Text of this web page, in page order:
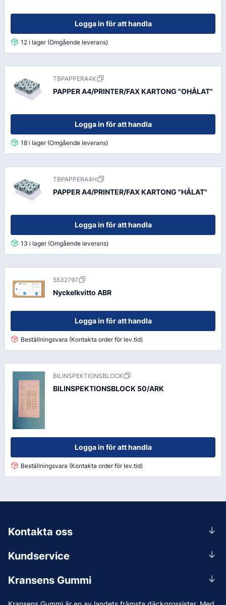
Logga in för att handla
12 i lager (Omgående leverans)
TBPAPPERA4K
PAPPER A4/PRINTER/FAX KARTONG "OHÅLAT"
Logga in för att handla
18 i lager (Omgående leverans)
TBPAPPERA4H
PAPPER A4/PRINTER/FAX KARTONG "HÅLAT"
Logga in för att handla
13 i lager (Omgående leverans)
5532797
Nyckelkvitto ABR
Logga in för att handla
Beställningsvara (Kontakta order för lev.tid)
BILINSPEKTIONSBLOCK
BILINSPEKTIONSBLOCK 50/ARK
Logga in för att handla
Beställningsvara (Kontakta order för lev.tid)
Kundservice
Kransens Gummi
Kontakta oss
0156-409 00
Mån-Tors 07.30-16:30, Fre 07.30-15.00.
Lunchstängt 12:00-12:30